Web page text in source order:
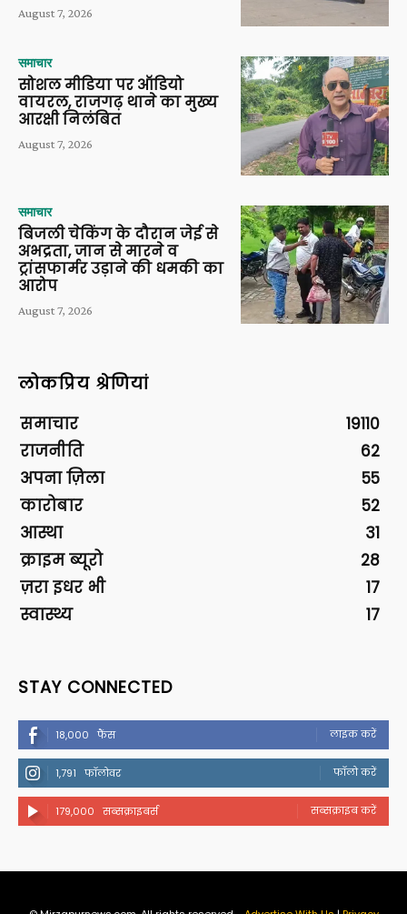
August 7, 2026
समाचार
सोशल मीडिया पर ऑडियो
वायरल, राजगढ़ थाने का मुख्य
आरक्षी निलंबित
August 7, 2026
समाचार
बिजली चेकिंग के दौरान जेई से
अभद्रता, जान से मारने व
ट्रांसफार्मर उड़ाने की धमकी का
आरोप
August 7, 2026
लोकप्रिय श्रेणियां
समाचार
19110
राजनीति
62
अपना ज़िला
55
कारोबार
52
आस्था
31
क्राइम ब्यूरो
28
ज़रा इधर भी
17
स्वास्थ्य
17
STAY CONNECTED
18,000 फैंस लाइक करें
1,791 फॉलोवर फॉलो करें
179,000 सब्सक्राइबर्स सब्सक्राइब करें